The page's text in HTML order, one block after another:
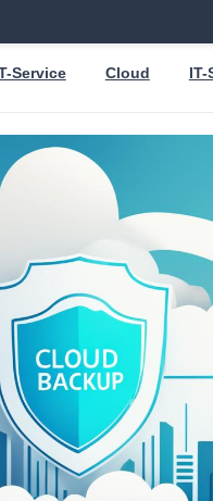
Service Cloud IT-